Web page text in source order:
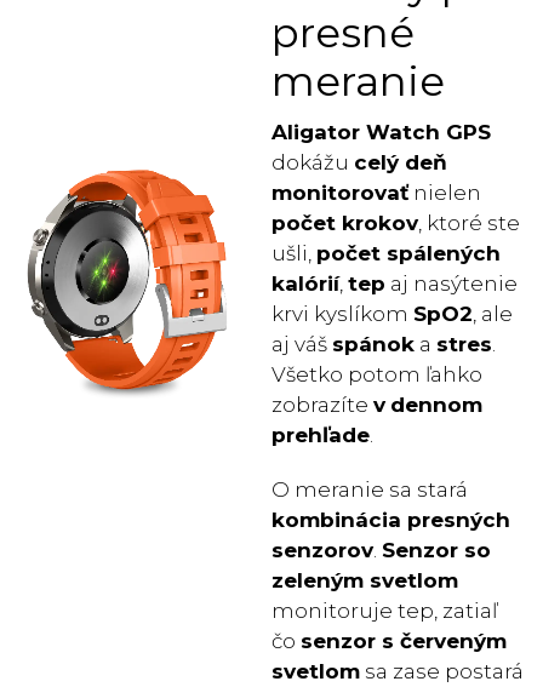
presné
meranie
Aligator Watch GPS
dokážu celý deň
monitorovaťnielen
počet krokov, ktoré ste
ušli, počet spálených
kalórií, tep aj nasýtenie
krvi kyslíkom SpO2 , ale
aj váš spánok a stres
Všetko potom ľahko
zobrazíte v dennom
prehľade
O meranie sa stará
kombinácia presných
senzorov. Senzor so
zeleným svetlom
monitoruje tep, zatiaľ
čo senzor s červeným
svetlom sa zase postará